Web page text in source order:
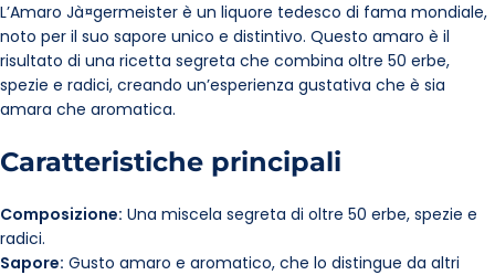
L’Amaro Jà¤germeister è un liquore tedesco di fama mondiale,
noto per il suo sapore unico e distintivo. Questo amaro è il
risultato di una ricetta segreta che combina oltre 50 erbe,
spezie e radici, creando un’esperienza gustativa che è sia
amara che aromatica.
Caratteristiche principali
Composizione: Una miscela segreta di oltre 50 erbe, spezie e
radici.
Sapore: Gusto amaro e aromatico, che lo distingue da altri